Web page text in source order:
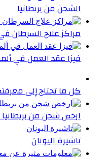
الشحن من بريطانيا
مراكز علاج السرطان في
فيزا عقد العمل في
كل ما تحتاج إلى
ارخص شحن من
تاشيرة اليونان